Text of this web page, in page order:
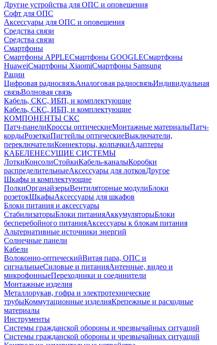
Другие устройства для ОПС и оповещения
Софт для ОПС
Аксессуары для ОПС и оповещения
Средства связи
Средства связи
Смартфоны
Смартфоны APPLEСмартфоны GOOGLEСмартфоны
HuaweiСмартфоны XiaomiСмартфоны Samsung
Рации
Цифровая радиосвязьАналоговая радиосвязьИндивидуальная
связьВолновая связь
Кабель, СКС, ИБП, и комплектующие
Кабель, СКС, ИБП, и комплектующие
КОМПОНЕНТЫ СКС
Патч-панелиКроссы оптическиеМонтажные материалыПатч-
кордыРозеткиПигтейлы оптическиеВыключатели,
переключателиКоннекторы, колпачкиАдаптеры
КАБЕЛЕНЕСУЩИЕ СИСТЕМЫ
ЛоткиКонсолиСтойкиКабель-каналыКоробки
распределительныеАксессуары для лотковДругое
Шкафы и комплектующие
ПолкиОрганайзерыВентиляторные модулиБлоки
розетокШкафыАксессуары для шкафов
Блоки питания и аксессуары
СтабилизаторыБлоки питанияАккумуляторыБлоки
бесперебойного питанияАксессуары к блокам питания
Альтернативные источники энергий
Солнечные панели
Кабели
Волоконно-оптическийВитая пара, ОПС и
сигнальныеСиловые и питанияАнтенные, видео и
микрофонныеПереходники и соединители
Монтажные изделия
Металлорукав, гофра и электротехнические
трубыКоммутационные изделияКрепежные и расходные
материалы
Инструменты
Системы гражданской обороны и чрезвычайных ситуаций
Системы гражданской обороны и чрезвычайных ситуаций